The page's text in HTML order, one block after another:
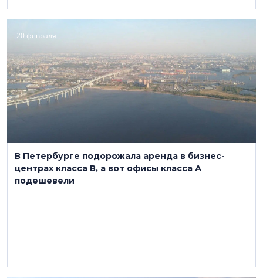
20 февраля
В Петербурге подорожала аренда в бизнес-
центрах класса В, а вот офисы класса А
подешевели